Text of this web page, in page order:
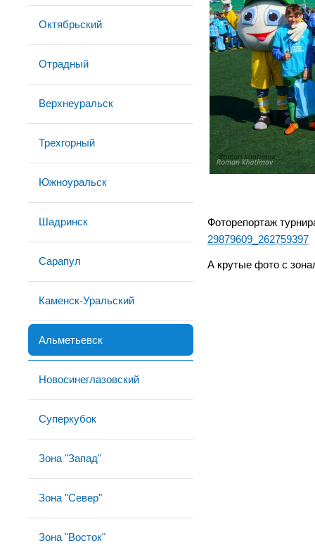
Октябрьский
Отрадный
Верхнеуральск
Трехгорный
Южноуральск
Шадринск
Сарапул
Каменск-Уральский
Альметьевск
Новосинеглазовский
Суперкубок
Зона "Запад"
Зона "Север"
Зона "Восток"
Фоторепортаж
29879609_262759397
А крутые фото с